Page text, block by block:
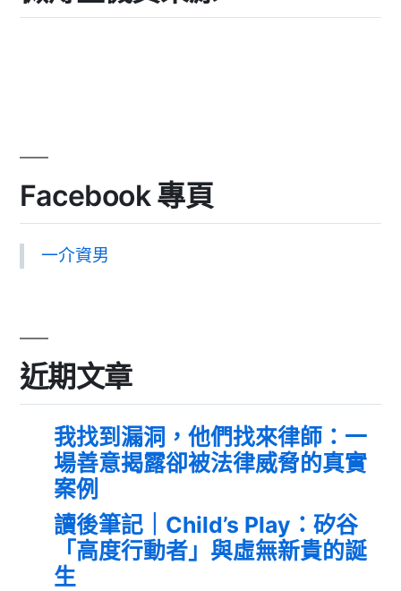
Facebook 專頁
一介資男
近期文章
我找到漏洞，他們找來律師：一
場善意揭露卻被法律威脅的真實
案例
讀後筆記｜Child’s Play：矽谷
「高度行動者」與虛無新貴的誕
生